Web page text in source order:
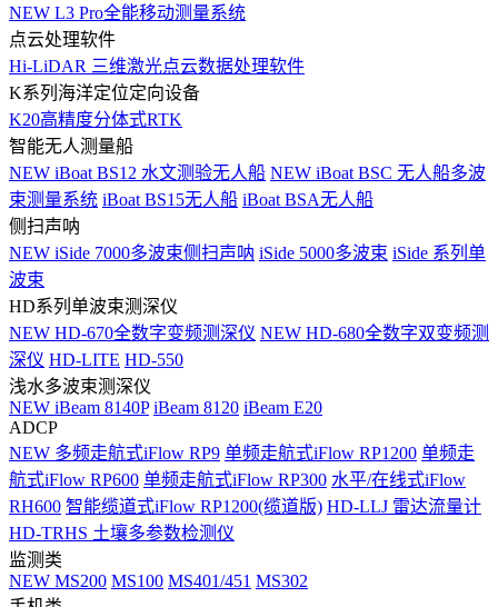
NEW L3 Pro全能移动测量系统
点云处理软件
Hi-LiDAR 三维激光点云数据处理软件
K系列海洋定位定向设备
K20高精度分体式RTK
智能无人测量船
NEW iBoat BS12 水文测验无人船 NEW iBoat BSC 无人船多波
束测量系统 iBoat BS15无人船 iBoat BSA无人船
侧扫声呐
NEW iSide 7000多波束侧扫声呐 iSide 5000多波束 iSide 系列单
波束
HD系列单波束测深仪
NEW HD-670全数字变频测深仪 NEW HD-680全数字双变频测
深仪 HD-LITE HD-550
浅水多波束测深仪
NEW iBeam 8140P iBeam 8120 iBeam E20
ADCP
NEW 多频走航式iFlow RP9 单频走航式iFlow RP1200 单频走
航式iFlow RP600 单频走航式iFlow RP300 水平/在线式iFlow
RH600 智能缆道式iFlow RP1200(缆道版) HD-LLJ 雷达流量计
HD-TRHS 土壤多参数检测仪
监测类
NEW MS200 MS100 MS401/451 MS302